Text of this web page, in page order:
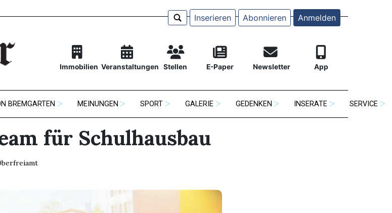
Inserieren Abonnieren Anmelden
Immobilien Veranstaltungen Stellen E-Paper Newsletter App
BREMGARTEN MEINUNGEN SPORT GALERIE GEDENKEN INSERATE SERVICE
für Schulhausbau